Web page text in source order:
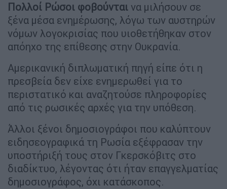
Πολλοί Ρώσοι φοβούνται να μιλήσουν σε
ξένα μέσα ενημέρωσης, λόγω των αυστηρών
νόμων λογοκρισίας που υιοθετήθηκαν στον
απόηχο της επίθεσης στην Ουκρανία.
Αμερικανική διπλωματική πηγή είπε ότι η
πρεσβεία δεν είχε ενημερωθεί για το
περιστατικό και αναζητούσε πληροφορίες
από τις ρωσικές αρχές για την υπόθεση.
Άλλοι ξένοι δημοσιογράφοι που καλύπτουν
ειδησεογραφικά τη Ρωσία εξέφρασαν την
υποστήριξή τους στον Γκερσκόβιτς στο
διαδίκτυο, λέγοντας ότι ήταν επαγγελματίας
δημοσιογράφος, όχι κατάσκοπος.